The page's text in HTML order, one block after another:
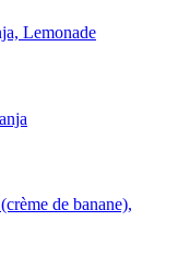
Lemonade
de banane),